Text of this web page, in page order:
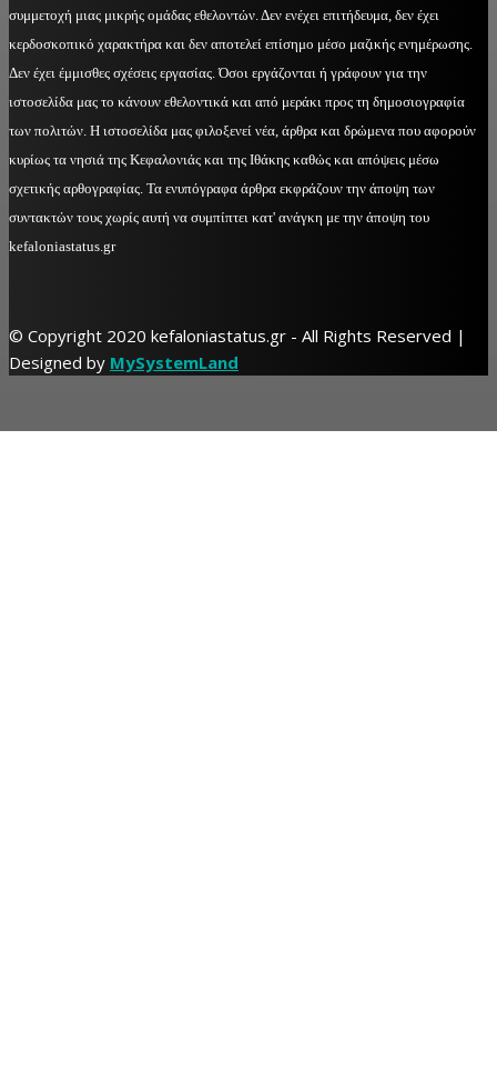
συμμετοχή μιας μικρής ομάδας εθελοντών. Δεν ενέχει επιτήδευμα, δεν έχει
κερδοσκοπικό χαρακτήρα και δεν αποτελεί επίσημο μέσο μαζικής ενημέρωσης.
Δεν έχει έμμισθες σχέσεις εργασίας. Όσοι εργάζονται ή γράφουν για την
ιστοσελίδα μας το κάνουν εθελοντικά και από μεράκι προς τη δημοσιογραφία
των πολιτών. Η ιστοσελίδα μας φιλοξενεί νέα, άρθρα και δρώμενα που αφορούν
κυρίως τα νησιά της Κεφαλονιάς και της Ιθάκης καθώς και απόψεις μέσω
σχετικής αρθογραφίας. Τα ενυπόγραφα άρθρα εκφράζουν την άποψη των
συντακτών τους χωρίς αυτή να συμπίπτει κατ' ανάγκη με την άποψη του
kefaloniastatus.gr
© Copyright 2020 kefaloniastatus.gr - All Rights Reserved |
Designed by MySystemLand